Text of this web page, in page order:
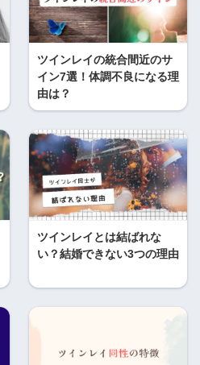
ツインレイの統合間近のサ
イン7選！体調不良になる理
由は？
ツインレイとは結ばれな
い？結婚できない3つの理由